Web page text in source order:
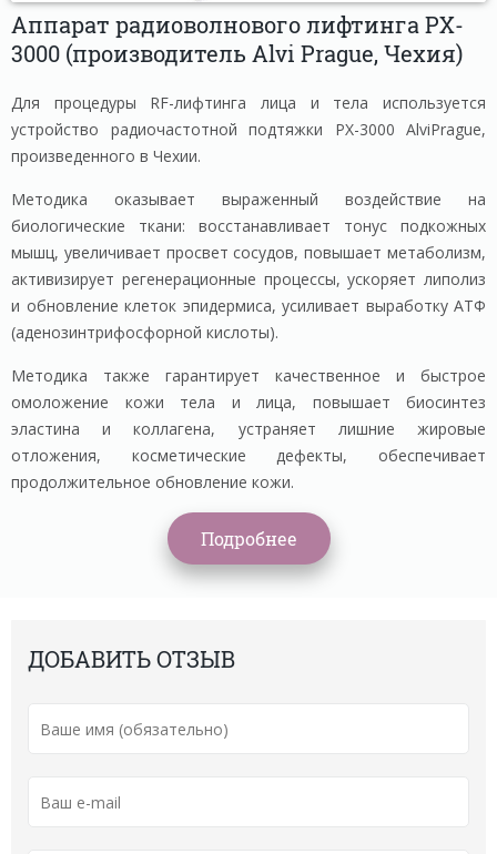
Аппарат радиоволнового лифтинга PX-
3000 (производитель Alvi Prague, Чехия)
Для процедуры RF-лифтинга лица и тела используется
устройство радиочастотной подтяжки PX-3000 AlviPrague,
произведенного в Чехии.
Методика оказывает выраженный воздействие на
биологические ткани: восстанавливает тонус подкожных
мышц, увеличивает просвет сосудов, повышает метаболизм,
активизирует регенерационные процессы, ускоряет липолиз
и обновление клеток эпидермиса, усиливает выработку АТФ
(аденозинтрифосфорной кислоты).
Методика также гарантирует качественное и быстрое
омоложение кожи тела и лица, повышает биосинтез
эластина и коллагена, устраняет лишние жировые
отложения, косметические дефекты, обеспечивает
продолжительное обновление кожи.
Подробнее
ДОБАВИТЬ ОТЗЫВ